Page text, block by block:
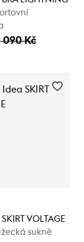
090 Kč
VOLTAGE
sukně